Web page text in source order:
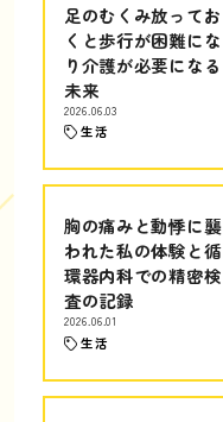
足のむくみ放ってお
くと歩行が困難にな
り介護が必要になる
未来
2026.06.03
生活
胸の痛みと動悸に襲
われた私の体験と循
環器内科での精密検
査の記録
2026.06.01
生活